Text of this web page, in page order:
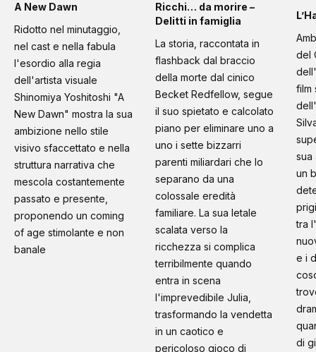
A New Dawn
Ridotto nel minutaggio,
nel cast e nella fabula
l'esordio alla regia
dell'artista visuale
Shinomiya Yoshitoshi "A
New Dawn" mostra la sua
ambizione nello stile
visivo sfaccettato e nella
struttura narrativa che
mescola costantemente
passato e presente,
proponendo un coming
of age stimolante e non
banale
Ricchi… da morire –
Delitti in famiglia
La storia, raccontata in
flashback dal braccio
della morte dal cinico
Becket Redfellow, segue
il suo spietato e calcolato
piano per eliminare uno a
uno i sette bizzarri
parenti miliardari che lo
separano da una
colossale eredità
familiare. La sua letale
scalata verso la
ricchezza si complica
terribilmente quando
entra in scena
l'imprevedibile Julia,
trasformando la vendetta
in un caotico e
pericoloso gioco di
del
film
sua
un
tra
e i
di